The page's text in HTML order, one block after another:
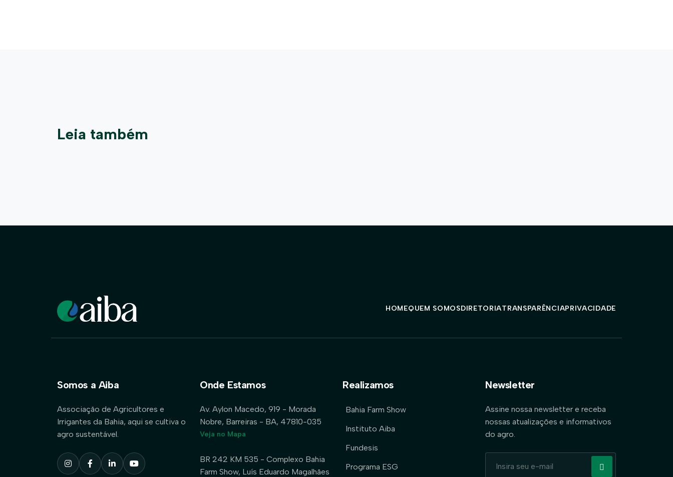
Leia também
HOMEQUEM SOMOSDIRETORIATRANSPARÊNCIAPRIVACIDADE
Somos a Aiba
Associação de Agricultores e
Irrigantes da Bahia, aqui se cultiva o
agro sustentável.
Onde Estamos
Av. Aylon Macedo, 919 - Morada
Nobre, Barreiras - BA, 47810-035
Veja no Mapa
BR 242 KM 535 - Complexo Bahia
Farm Show, Luís Eduardo Magalhães
Realizamos
Bahia Farm Show
Instituto Aiba
Fundesis
Programa ESG
Newsletter
Assine nossa newsletter e receba
nossas atualizações e informativos
do agro.